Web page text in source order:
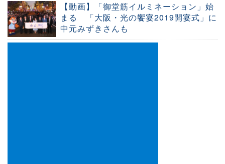
【動画】「御堂筋イルミネーション」始
まる 「大阪・光の饗宴2019開宴式」に
中元みずきさんも